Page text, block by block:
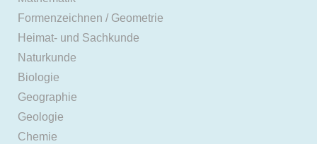
Formenzeichnen / Geometrie
Heimat- und Sachkunde
Naturkunde
Biologie
Geographie
Geologie
Chemie